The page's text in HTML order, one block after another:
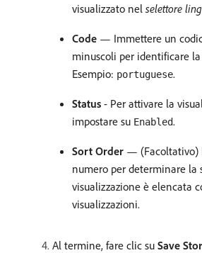
visualizzato nel selettore
Code — Immettere un
minuscoli per identificare la
Esempio: portuguese.
Status - Per attivare la
impostare su Enabled.
Sort Order — (Facoltativo)
numero per determinare la
visualizzazione è elencata
visualizzazioni.
Al termine, fare clic su Save